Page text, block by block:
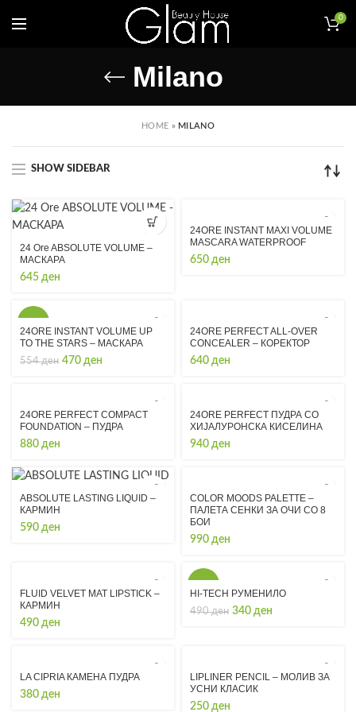
0
Milano
HOME » MILANO
SHOW SIDEBAR
24 Ore ABSOLUTE VOLUME –
МАСКАРА
645 ден
24ORE INSTANT MAXI VOLUME
MASCARA WATERPROOF
650 ден
24ORE INSTANT VOLUME UP
TO THE STARS – МАСКАРА
554ден Original
470 ден
24ORE PERFECT ALL-OVER
CONCEALER – КОРЕКТОР
640 ден
24ORE PERFECT COMPACT
FOUNDATION – ПУДРА
880 ден
24ORE PERFECT ПУДРА СО
ХИЈАЛУРОНСКА КИСЕЛИНА
940 ден
ABSOLUTE LASTING LIQUID –
КАРМИН
590 ден
COLOR MOODS PALETTE –
ПАЛЕТА СЕНКИ ЗА ОЧИ СО 8
БОИ
990 ден
FLUID VELVET MAT LIPSTICK –
КАРМИН
490 ден
HI-TECH РУМЕНИЛО
490ден Original
340 ден
LA CIPRIA КАМЕНА ПУДРА
380 ден
LIPLINER PENCIL – МОЛИВ ЗА
УСНИ КЛАСИК
250 ден